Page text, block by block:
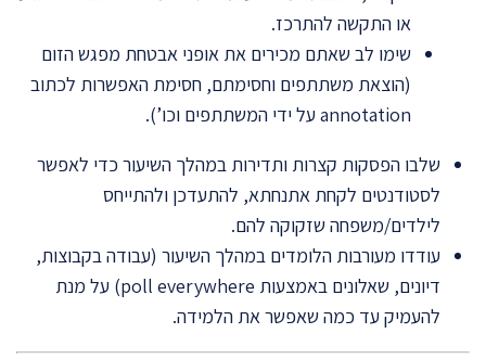
או התקשה להתרכז.
שימו לב שאתם מכירים את אופני אבטחת מפגש הזום
(הוצאת משתתפים וחסימתם, חסימת האפשרות לכתוב
annotation על ידי המשתתפים וכו’).
שלבו הפסקות קצרות ותדירות במהלך השיעור כדי לאפשר
לסטודנטים לקחת אתנחתא, להתעדכן ולהתייחס
לילדים/משפחה שזקוקה להם.
עודדו מעורבות הלומדים במהלך השיעור (עבודה בקבוצות,
דיונים, שאלונים באמצעות poll everywhere) על מנת
להעמיק עד כמה שאפשר את הלמידה.